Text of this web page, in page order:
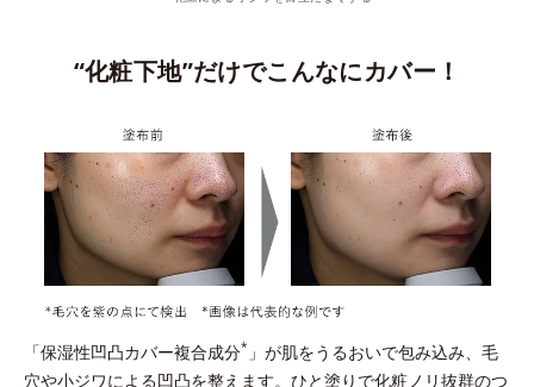
“化粧下地”だけでこんなにカバー！
「保湿性凹凸カバー複合成分* 」が肌をうるおいで包み込み、毛
穴や小ジワによる凹凸を整えます。ひと塗りで化粧ノリ抜群のつ